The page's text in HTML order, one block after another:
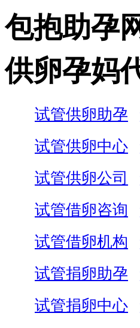
包抱助孕
供卵孕妈
试管供卵助孕
试管供卵中心
试管供卵公司
试管借卵咨询
试管借卵机构
试管捐卵助孕
试管捐卵中心